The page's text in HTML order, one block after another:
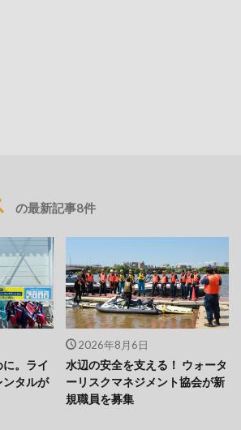
の最新記事8件
。ライ
ンタルが
2026年8月6日
水辺の安全を支える！ ウォータ
ーリスクマネジメント協会が新
規職員を募集